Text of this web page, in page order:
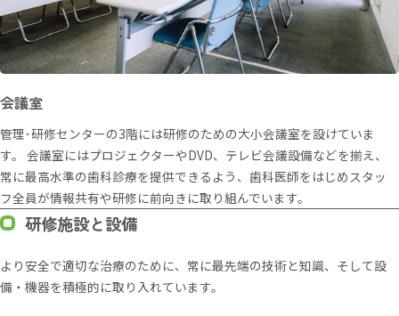
会議室
管理･研修センターの3階には研修のための大小会議室を設けていま
す。 会議室にはプロジェクターやDVD、テレビ会議設備などを揃え、
常に最高水準の歯科診療を提供できるよう、歯科医師をはじめスタッ
フ全員が情報共有や研修に前向きに取り組んでいます。
研修施設と設備
より安全で適切な治療のために、常に最先端の技術と知識、そして設
備・機器を積極的に取り入れています。